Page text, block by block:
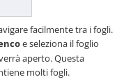
facilmente tra i fogli.
e seleziona il foglio
aperto. Questa
molti fogli.